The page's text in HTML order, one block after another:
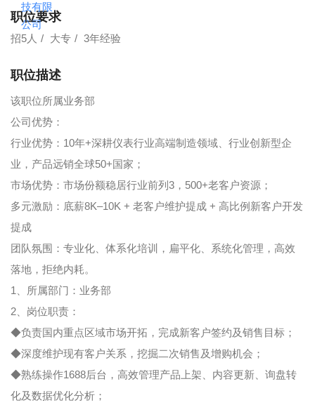
职位要求
招5人 大专 3年经验
职位描述
该职位所属业务部
公司优势：
行业优势：10年+深耕仪表行业高端制造领域、行业创新型企
业，产品远销全球50+国家；
市场优势：市场份额稳居行业前列3，500+老客户资源；
多元激励：底薪8K–10K + 老客户维护提成 + 高比例新客户开发
提成
团队氛围：专业化、体系化培训，扁平化、系统化管理，高效
落地，拒绝内耗。
1、所属部门：业务部
2、岗位职责：
◆负责国内重点区域市场开拓，完成新客户签约及销售目标；
◆深度维护现有客户关系，挖掘二次销售及增购机会；
◆熟练操作1688后台，高效管理产品上架、内容更新、询盘转
化及数据优化分析；